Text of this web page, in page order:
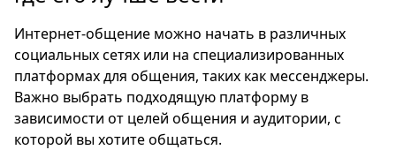
Интернет-общение можно начать в различных
социальных сетях или на специализированных
платформах для общения, таких как мессенджеры.
Важно выбрать подходящую платформу в
зависимости от целей общения и аудитории, с
которой вы хотите общаться.